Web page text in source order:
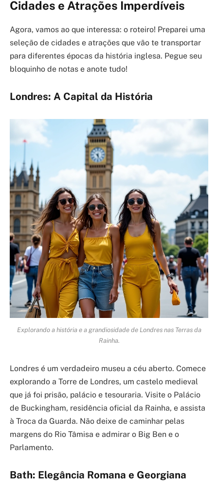
Cidades e Atrações Imperdíveis
Agora, vamos ao que interessa: o roteiro! Preparei uma
seleção de cidades e atrações que vão te transportar
para diferentes épocas da história inglesa. Pegue seu
bloquinho de notas e anote tudo!
Londres: A Capital da História
Explorando a história e a grandiosidade de Londres nas Terras da
Rainha.
Londres é um verdadeiro museu a céu aberto. Comece
explorando a Torre de Londres, um castelo medieval
que já foi prisão, palácio e tesouraria. Visite o Palácio
de Buckingham, residência oficial da Rainha, e assista
à Troca da Guarda. Não deixe de caminhar pelas
margens do Rio Tâmisa e admirar o Big Ben e o
Parlamento.
Bath: Elegância Romana e Georgiana